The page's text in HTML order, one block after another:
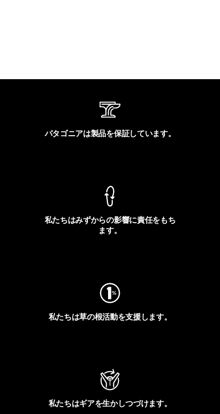
パタゴニアは製品を保証しています。
私たちはみずからの影響に責任をもち
ます。
私たちは草の根活動を支援します。
私たちはギアを生かしつづけます。